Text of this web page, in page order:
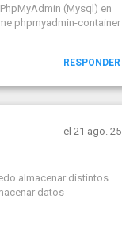
(Mysql) en
phpmyadmin-container
RESPONDER
el 21 ago. 25
almacenar distintos
datos